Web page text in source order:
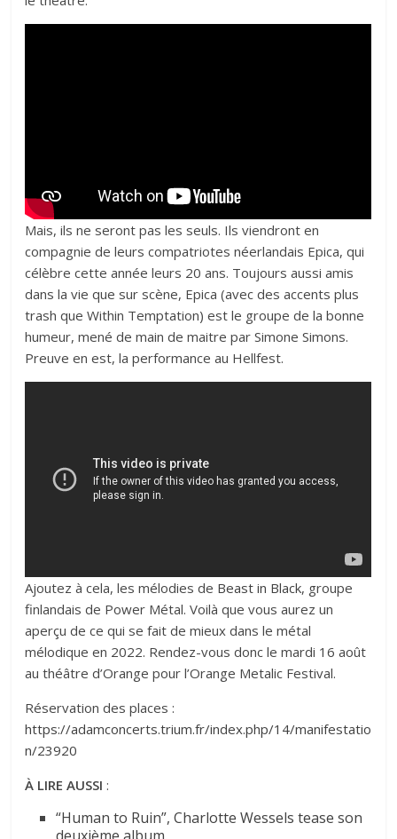
Mais, ils ne seront pas les seuls. Ils viendront en
compagnie de leurs compatriotes néerlandais Epica, qui
célèbre cette année leurs 20 ans. Toujours aussi amis
dans la vie que sur scène, Epica (avec des accents plus
trash que Within Temptation) est le groupe de la bonne
humeur, mené de main de maitre par Simone Simons.
Preuve en est, la performance au Hellfest.
Ajoutez à cela, les mélodies de Beast in Black, groupe
finlandais de Power Métal. Voilà que vous aurez un
aperçu de ce qui se fait de mieux dans le métal
mélodique en 2022. Rendez-vous donc le mardi 16 août
au théâtre d’Orange pour l’Orange Metalic Festival.
Réservation des places :
https://adamconcerts.trium.fr/index.php/14/manifestatio
n/23920
À LIRE AUSSI:
“Human to Ruin”, Charlotte Wessels tease son